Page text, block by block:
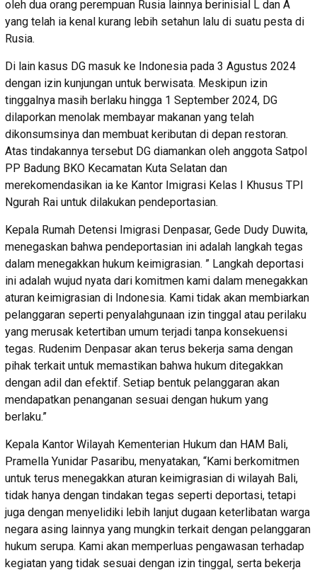
oleh dua orang perempuan Rusia lainnya berinisial L dan A
yang telah ia kenal kurang lebih setahun lalu di suatu pesta di
Rusia.
Di lain kasus DG masuk ke Indonesia pada 3 Agustus 2024
dengan izin kunjungan untuk berwisata. Meskipun izin
tinggalnya masih berlaku hingga 1 September 2024, DG
dilaporkan menolak membayar makanan yang telah
dikonsumsinya dan membuat keributan di depan restoran.
Atas tindakannya tersebut DG diamankan oleh anggota Satpol
PP Badung BKO Kecamatan Kuta Selatan dan
merekomendasikan ia ke Kantor Imigrasi Kelas I Khusus TPI
Ngurah Rai untuk dilakukan pendeportasian.
Kepala Rumah Detensi Imigrasi Denpasar, Gede Dudy Duwita,
menegaskan bahwa pendeportasian ini adalah langkah tegas
dalam menegakkan hukum keimigrasian. ” Langkah deportasi
ini adalah wujud nyata dari komitmen kami dalam menegakkan
aturan keimigrasian di Indonesia. Kami tidak akan membiarkan
pelanggaran seperti penyalahgunaan izin tinggal atau perilaku
yang merusak ketertiban umum terjadi tanpa konsekuensi
tegas. Rudenim Denpasar akan terus bekerja sama dengan
pihak terkait untuk memastikan bahwa hukum ditegakkan
dengan adil dan efektif. Setiap bentuk pelanggaran akan
mendapatkan penanganan sesuai dengan hukum yang
berlaku.”
Kepala Kantor Wilayah Kementerian Hukum dan HAM Bali,
Pramella Yunidar Pasaribu, menyatakan, “Kami berkomitmen
untuk terus menegakkan aturan keimigrasian di wilayah Bali,
tidak hanya dengan tindakan tegas seperti deportasi, tetapi
juga dengan menyelidiki lebih lanjut dugaan keterlibatan warga
negara asing lainnya yang mungkin terkait dengan pelanggaran
hukum serupa. Kami akan memperluas pengawasan terhadap
kegiatan yang tidak sesuai dengan izin tinggal, serta bekerja